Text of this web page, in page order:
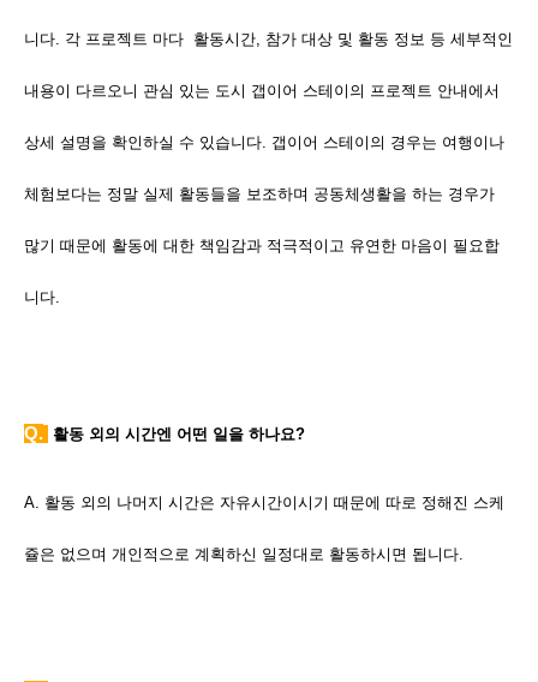
니다. 각 프로젝트 마다 활동시간, 참가 대상 및 활동 정보 등 세부적인
내용이 다르오니 관심 있는 도시 갭이어 스테이의 프로젝트 안내에서
상세 설명을 확인하실 수 있습니다. 갭이어 스테이의 경우는 여행이나
체험보다는 정말 실제 활동들을 보조하며 공동체생활을 하는 경우가
많기 때문에 활동에 대한 책임감과 적극적이고 유연한 마음이 필요합
니다.
Q. 활동 외의 시간엔 어떤 일을 하나요?
A. 활동 외의 나머지 시간은 자유시간이시기 때문에 따로 정해진 스케
쥴은 없으며 개인적으로 계획하신 일정대로 활동하시면 됩니다.